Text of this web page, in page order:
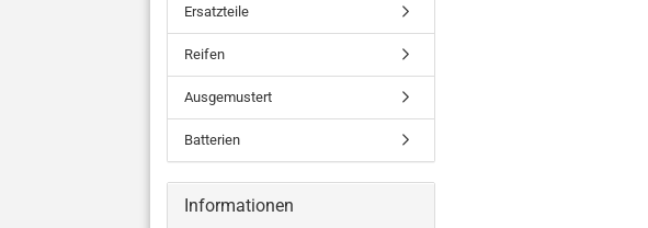
Ersatzteile
Reifen
Ausgemustert
Batterien
Informationen